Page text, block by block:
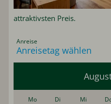
attraktivsten Preis.